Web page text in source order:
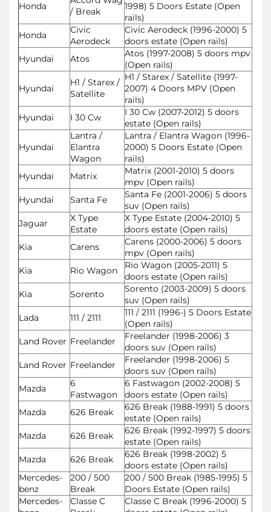
Honda
/ Break
1998) 5 Doors Estate (Open
rails)
Honda
Civic
Aerodeck
Civic Aerodeck (1996-2000) 5
doors estate (Open rails)
Hyundai
Atos
Atos (1997-2008) 5 doors mpv
(Open rails)
Hyundai
H1 / Starex /
Satellite
H1 / Starex / Satellite (1997-
2007) 4 Doors MPV (Open
rails)
Hyundai
I 30 Cw
I 30 Cw (2007-2012) 5 doors
estate (Open rails)
Hyundai
Lantra /
Elantra
Wagon
Lantra / Elantra Wagon (1996-
2000) 5 Doors Estate (Open
rails)
Hyundai
Matrix
Matrix (2001-2010) 5 doors
mpv (Open rails)
Hyundai
Santa Fe
Santa Fe (2001-2006) 5 doors
suv (Open rails)
Jaguar
X Type
Estate
X Type Estate (2004-2010) 5
doors estate (Open rails)
Kia
Carens
Carens (2000-2006) 5 doors
mpv (Open rails)
Kia
Rio Wagon
Rio Wagon (2005-2011) 5
doors estate (Open rails)
Kia
Sorento
Sorento (2003-2009) 5 doors
suv (Open rails)
Lada
111 / 2111
111 / 2111 (1996-) 5 Doors Estate
(Open rails)
Land Rover Freelander
Freelander (1998-2006) 3
doors suv (Open rails)
Land Rover Freelander
Freelander (1998-2006) 5
doors suv (Open rails)
Mazda
6
Fastwagon
6 Fastwagon (2002-2008) 5
doors estate (Open rails)
Mazda
626 Break
626 Break (1988-1991) 5 doors
estate (Open rails)
Mazda
626 Break
626 Break (1992-1997) 5 doors
estate (Open rails)
Mazda
626 Break
626 Break (1998-2002) 5
doors estate (Open rails)
Mercedes-
benz
200 / 500
Break
200 / 500 Break (1985-1995) 5
Doors Estate (Open rails)
Mercedes-
Classe C
Classe C Break (1996-2000) 5